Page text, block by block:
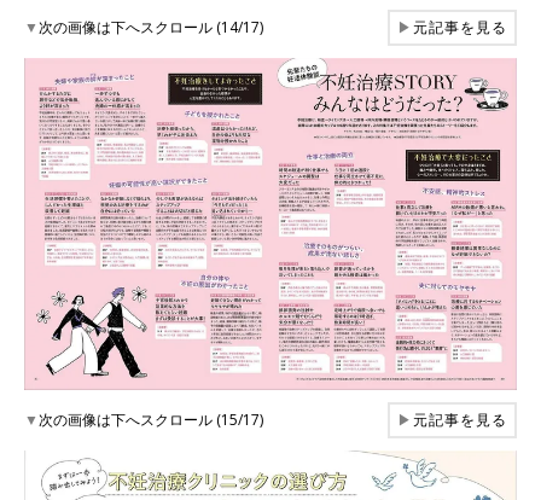
▼次の画像は下へスクロール (14/17) ▶元記事を見る
▼次の画像は下へスクロール (15/17) ▶元記事を見る